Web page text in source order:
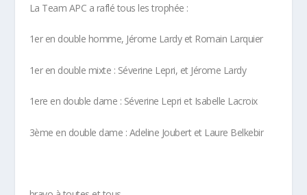
La Team APC a raflé tous les trophée :
1er en double homme, Jérome Lardy et Romain Larquier
1er en double mixte : Séverine Lepri, et Jérome Lardy
1ere en double dame : Séverine Lepri et Isabelle Lacroix
3ème en double dame : Adeline Joubert et Laure Belkebir